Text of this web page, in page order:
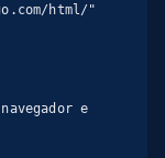
html/"
e